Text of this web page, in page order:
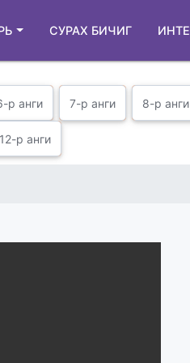
СУРАХ БИЧИГ
р анги 7-р анги 8-р анги
12-р анги